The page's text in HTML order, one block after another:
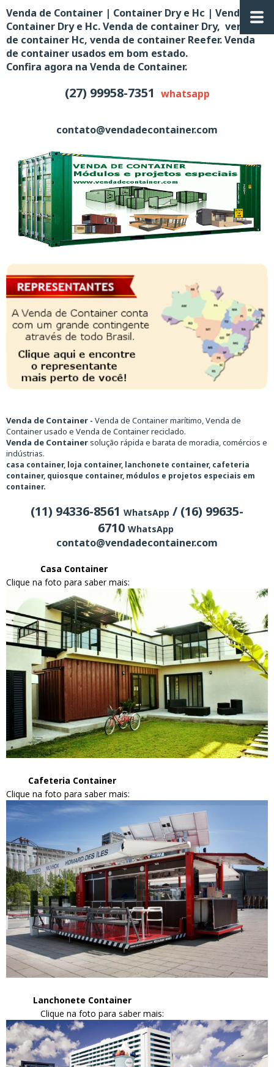
Venda de Container | Container Dry e Hc | Venda de
Container Dry e Hc. Venda de container Dry, venda
de container Hc, venda de container Reefer. Venda
de container usados em bom estado.
Confira agora na Venda de Container.
(27) 99958-7351 whatsapp
contato@vendadecontainer.com
Venda de Container - Venda de Container marítimo, Venda de
Container usado e Venda de Container reciclado.
Venda de Containersolução rápida e barata de moradia, comércios e
indústrias.
casa container, loja container, lanchonete container, cafeteria
container, quiosque container, módulos e projetos especiais em
container.
(11) 94336-8561 WhatsApp / (16) 99635-
6710 WhatsApp
contato@vendadecontainer.com
Casa Container
Clique na foto para saber mais:
Cafeteria Container
Clique na foto para saber mais:
Lanchonete Container
Clique na foto para saber mais: